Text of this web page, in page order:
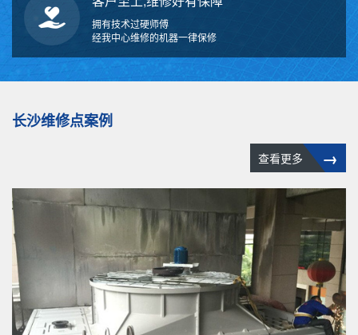
拥有技术过硬师傅
经我中心维修的机器一律保修
长沙维修点案例
→
查看更多